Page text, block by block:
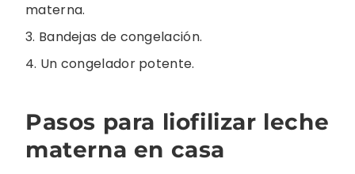
materna.
3. Bandejas de congelación.
4. Un congelador potente.
Pasos para liofilizar leche
materna en casa